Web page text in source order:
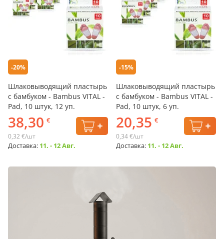
-20%
Шлаковыводящий пластырь
с бамбуком - Bambus VITAL -
Pad, 10 штук, 12 уп.
38,30 €
0,32 €/шт
Доставка: 11. - 12 Авг.
-15%
Шлаковыводящий пластырь
с бамбуком - Bambus VITAL -
Pad, 10 штук, 6 уп.
20,35 €
0,34 €/шт
Доставка: 11. - 12 Авг.